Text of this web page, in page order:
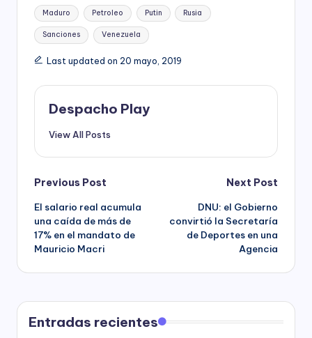
Tags:
Maduro Petroleo Putin Rusia
Sanciones Venezuela
Last updated on 20 mayo, 2019
Despacho Play
View All Posts
Post
navigation
Previous Post
El salario real acumula
una caída de más de
17% en el mandato de
Mauricio Macri
Next Post
DNU: el Gobierno
convirtió la Secretaría
de Deportes en una
Agencia
Entradas recientes